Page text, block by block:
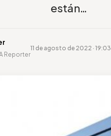
están…
Reporter
11 de agosto de 2022 · 19:03